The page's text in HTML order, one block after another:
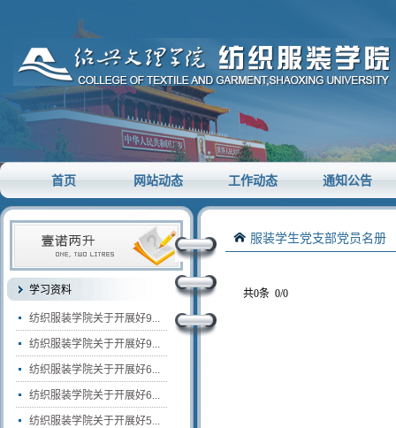
首页 网站动态 工作动态 通知公告
学习资料
纺织服装学院关于开展好9...
纺织服装学院关于开展好9...
纺织服装学院关于开展好6...
纺织服装学院关于开展好6...
纺织服装学院关于开展好5...
服装学生党支部党员名册
共0条 0/0